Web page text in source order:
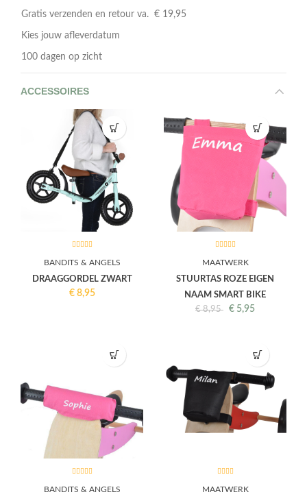
Gratis verzenden en retour va. € 19,95
Kies jouw afleverdatum
100 dagen op zicht
ACCESSOIRES
BANDITS & ANGELS
DRAAGGORDEL ZWART
€ 8,95
MAATWERK
STUURTAS ROZE EIGEN
NAAM SMART BIKE
€8,95 € 5,95
BANDITS & ANGELS MAATWERK